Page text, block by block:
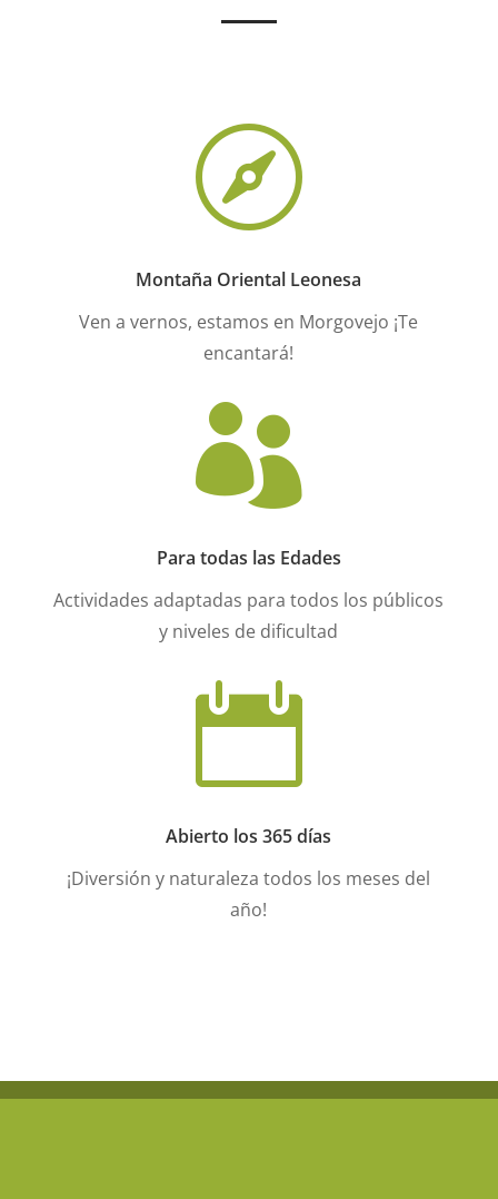

Montaña Oriental Leonesa
Ven a vernos, estamos en Morgovejo ¡Te
encantará!

Para todas las Edades
Actividades adaptadas para todos los públicos
y niveles de dificultad

Abierto los 365 días
¡Diversión y naturaleza todos los meses del
año!